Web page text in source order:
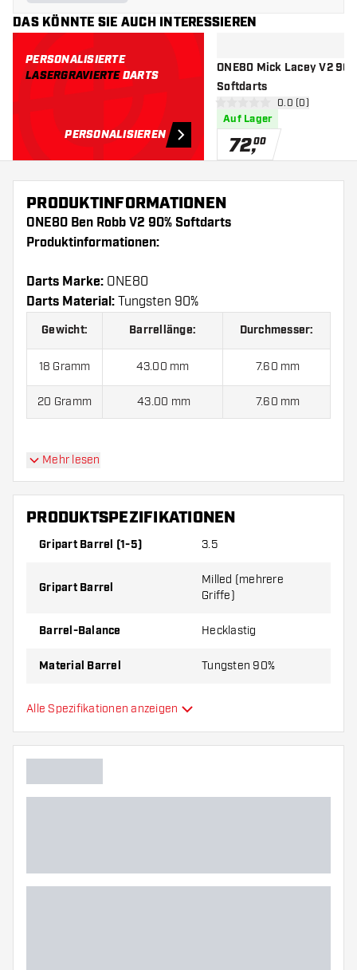
DAS KÖNNTE SIE AUCH INTERESSIEREN
PERSONALISIERTE
LASERGRAVIERTEDARTS
PERSONALISIEREN
ONE80 Mick Lacey V2
Softdarts
0 Bewertungssterne
0.0 (0)
Auf Lager
72,00
PRODUKTINFORMATIONEN
ONE80 Ben Robb V2 90% Softdarts
Produktinformationen:
Darts Marke: ONE80
Darts Material: Tungsten 90%
Gewicht: Barrellänge: Durchmesser:
18 Gramm 43.00 mm 7.60 mm
20 Gramm 43.00 mm 7.60 mm
ONE80 Ben Robb V2 90% Softdarts kommen mit:
Barrels, 3 Flights und 6 Shafts.
Mehr lesen
PRODUKTSPEZIFIKATIONEN
Gripart Barrel (1-5) 3.5
Gripart Barrel
Milled (mehrere
Griffe)
Barrel-Balance Hecklastig
Material Barrel Tungsten 90%
Gripart Barrelnase
Dartspieler
Barrelform
Alle Spezifikationen anzeigen